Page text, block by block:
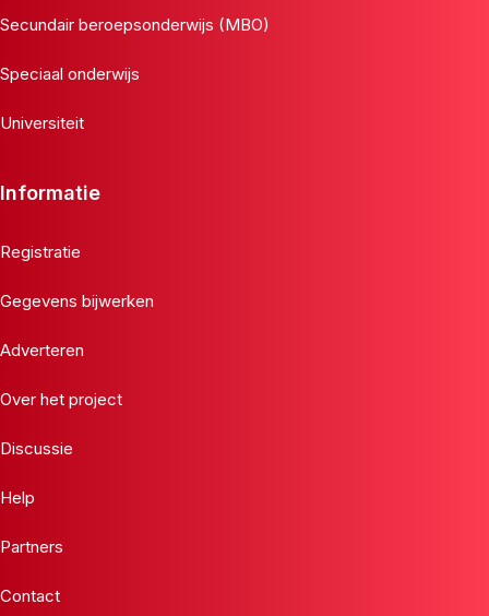
Secundair beroepsonderwijs (MBO)
Speciaal onderwijs
Universiteit
Informatie
Registratie
Gegevens bijwerken
Adverteren
Over het project
Discussie
Help
Partners
Contact